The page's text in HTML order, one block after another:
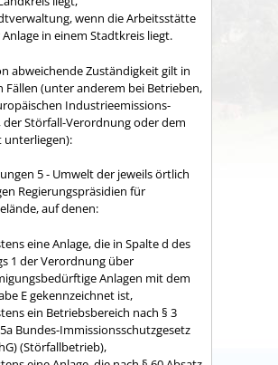
wenn die Arbeitsstätte
in einem Stadtkreis liegt.
abweichende Zuständigkeit gilt in
Fällen (unter anderem bei Betrieben,
Industrieemissions-
der Störfall-Verordnung oder dem
unterliegen):
5 - Umwelt der jeweils örtlich
Regierungspräsidien für
auf denen:
eine Anlage, die in Spalte d des
1 der Verordnung über
Anlagen mit dem
E gekennzeichnet ist,
ein Betriebsbereich nach § 3
Bundes-Immissionsschutzgesetz
(Störfallbetrieb),